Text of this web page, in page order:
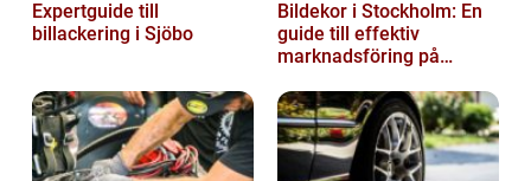
Expertguide till
billackering i Sjöbo
Bildekor i Stockholm: En
guide till effektiv
marknadsföring på